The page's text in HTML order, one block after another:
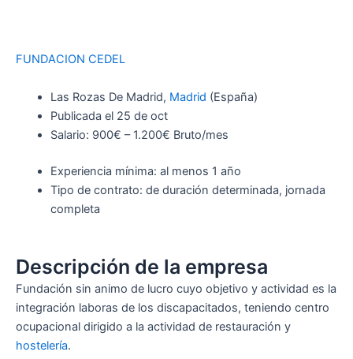
FUNDACION CEDEL
Las Rozas De Madrid, Madrid (España)
Publicada el 25 de oct
Salario: 900€ – 1.200€ Bruto/mes
Experiencia mínima: al menos 1 año
Tipo de contrato: de duración determinada, jornada
completa
Descripción de la empresa
Fundación sin animo de lucro cuyo objetivo y actividad es la
integración laboras de los discapacitados, teniendo centro
ocupacional dirigido a la actividad de restauración y
hostelería.